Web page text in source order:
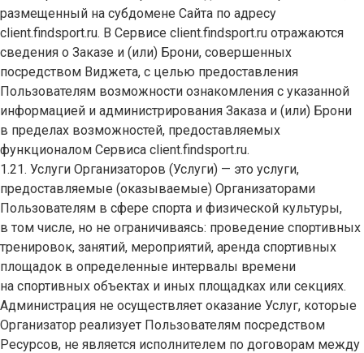
размещенный на субдомене Сайта по адресу
client.findsport.ru. В Сервисе client.findsport.ru отражаются
сведения о Заказе и (или) Брони, совершенных
посредством Виджета, с целью предоставления
Пользователям возможности ознакомления с указанной
информацией и администрирования Заказа и (или) Брони
в пределах возможностей, предоставляемых
функционалом Сервиса client.findsport.ru.
1.21. Услуги Организаторов (Услуги) — это услуги,
предоставляемые (оказываемые) Организаторами
Пользователям в сфере спорта и физической культуры,
в том числе, но не ограничиваясь: проведение спортивных
тренировок, занятий, мероприятий, аренда спортивных
площадок в определенные интервалы времени
на спортивных объектах и иных площадках или секциях.
Администрация не осуществляет оказание Услуг, которые
Организатор реализует Пользователям посредством
Ресурсов, не является исполнителем по договорам между